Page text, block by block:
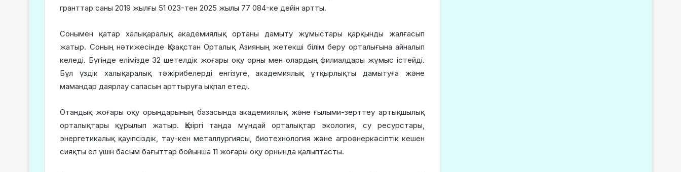
гранттар саны 2019 жылғы 51 023-тен 2025 жылы 77 084-ке дейін артты.
Сонымен қатар халықаралық академиялық ортаны дамыту жұмыстары қарқынды жалғасып
жатыр. Соның нәтижесінде Қазақстан Орталық Азияның жетекші білім беру орталығына айналып
келеді. Бүгінде елімізде 32 шетелдік жоғары оқу орны мен олардың филиалдары жұмыс істейді.
Бұл үздік халықаралық тәжірибелерді енгізуге, академиялық ұтқырлықты дамытуға және
мамандар даярлау сапасын арттыруға ықпал етеді.
Отандық жоғары оқу орындарының базасында академиялық және ғылыми-зерттеу артықшылық
орталықтары құрылып жатыр. Қазіргі таңда мұндай орталықтар экология, су ресурстары,
энергетикалық қауіпсіздік, тау-кен металлургиясы, биотехнология және агроөнеркәсіптік кешен
сияқты ел үшін басым бағыттар бойынша 11 жоғары оқу орнында қалыптасты.